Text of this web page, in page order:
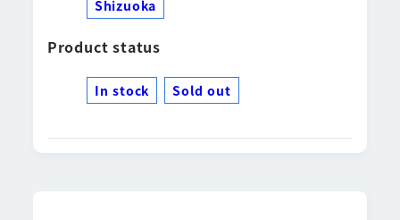
Shizuoka
Product status
In stock Sold out